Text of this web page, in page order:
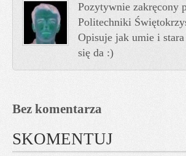
Pozytywnie zakręcony
Politechniki
Opisuje jak umie i
się da :)
Bez komentarza
SKOMENTUJ